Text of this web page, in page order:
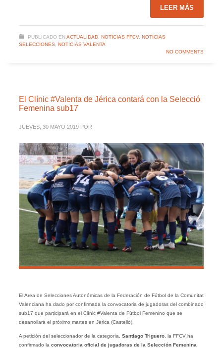
LEER MÁS
PUBLICADO EN ACTUALIDAD, NOTICIAS FFCV, NOTICIAS
SELECCIONES, NOTICIAS VALENTA
NO COMMENTS
El Clínic #Valenta de Jérica contará con la Selecció
Femenina sub17
JUEVES, 30 MAYO 2019 POR
El Area de Selecciones Autonómicas de la Federación de Fútbol de la Comunitat
Valenciana ha dado por confirmada la convocatoria de jugadoras del combinado
sub17 que participará en el Clínic #Valenta de Fútbol Femenino que se
desarrollará el próximo martes en Jérica (Castelló).
A petición del seleccionador de la categoría, Santiago Triguero, la FFCV ha
confirmado la convocatoria oficial de jugadoras de la Selección Femenina